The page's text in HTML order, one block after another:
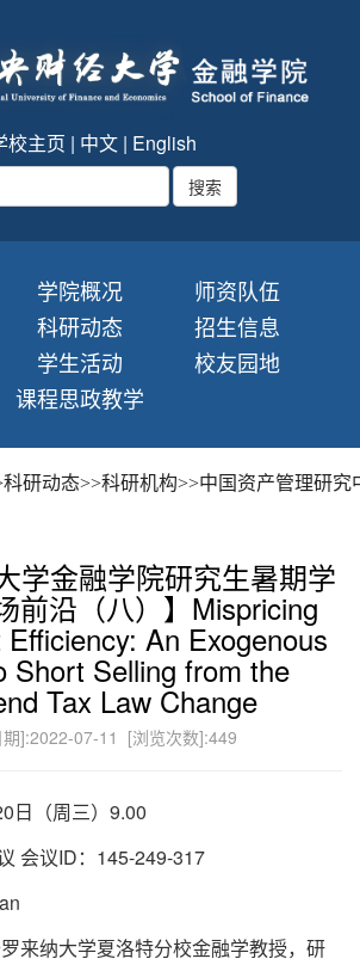
校主页 | 中文 | English
学院概况
师资队伍
科研动态
招生信息
学生活动
校友园地
课程思政教学
科研动态>>科研机构>>中国资产管理研究
学金融学院研究生暑期学
前沿（八）】Mispricing
An Exogenous
Short Selling from the
Tax Law Change
期]:2022-07-11 [浏览次数]:449
日（周三）9.00
会议ID：145-249-317
来纳大学夏洛特分校金融学教授，研